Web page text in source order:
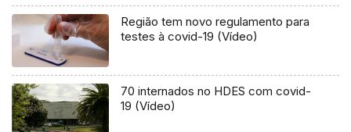
Região tem novo regulamento para
testes à covid-19 (Vídeo)
70 internados no HDES com covid-
19 (Vídeo)